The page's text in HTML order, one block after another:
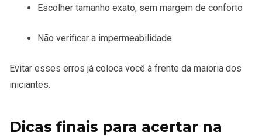
Escolher tamanho exato, sem margem de conforto
Não verificar a impermeabilidade
Evitar esses erros já coloca você à frente da maioria dos
iniciantes.
Dicas finais para acertar na